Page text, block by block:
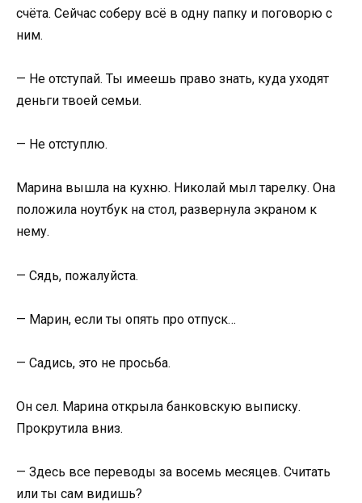
счёта. Сейчас соберу всё в одну папку и поговорю с
ним.
— Не отступай. Ты имеешь право знать, куда уходят
деньги твоей семьи.
— Не отступлю.
Марина вышла на кухню. Николай мыл тарелку. Она
положила ноутбук на стол, развернула экраном к
нему.
— Сядь, пожалуйста.
— Марин, если ты опять про отпуск…
— Садись, это не просьба.
Он сел. Марина открыла банковскую выписку.
Прокрутила вниз.
— Здесь все переводы за восемь месяцев. Считать
или ты сам видишь?